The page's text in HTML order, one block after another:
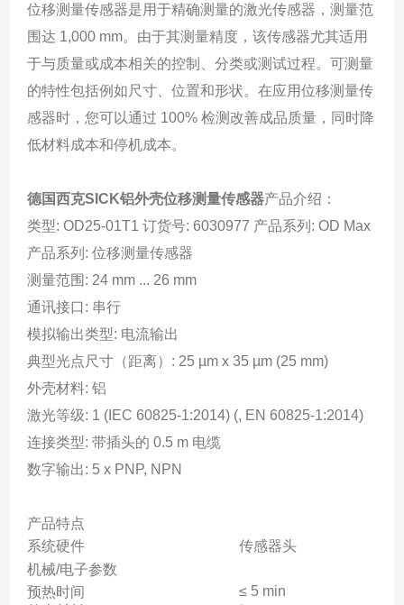
位移测量传感器是用于精确测量的激光传感器，测量范
围达 1,000 mm。由于其测量精度，该传感器尤其适用
于与质量或成本相关的控制、分类或测试过程。可测量
的特性包括例如尺寸、位置和形状。在应用位移测量传
感器时，您可以通过 100% 检测改善成品质量，同时降
低材料成本和停机成本。
德国西克SICK铝外壳位移测量传感器产品介绍：
类型: OD25-01T1 订货号: 6030977 产品系列: OD Max
产品系列: 位移测量传感器
测量范围: 24 mm ... 26 mm
通讯接口: 串行
模拟输出类型: 电流输出
典型光点尺寸（距离）: 25 µm x 35 µm (25 mm)
外壳材料: 铝
激光等级: 1 (IEC 60825-1:2014) (, EN 60825-1:2014)
连接类型: 带插头的 0.5 m 电缆
数字输出: 5 x PNP, NPN
产品特点
系统硬件
传感器头
机械/电子参数
预热时间
≤ 5 min